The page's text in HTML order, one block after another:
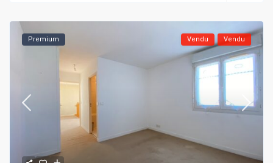
Premium Vendu Vendu